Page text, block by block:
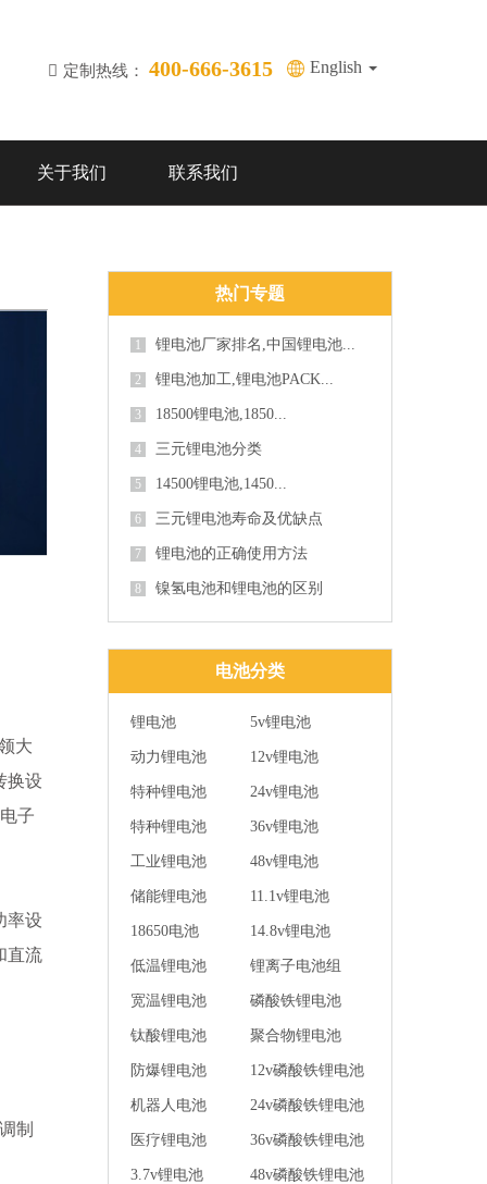
定制热线： 400-666-3615 English
关于我们 联系我们
大
换设
子
率设
直流
制
热门专题
1 锂电池厂家排名,中国锂电池...
2 锂电池加工,锂电池PACK...
3 18500锂电池,1850...
4 三元锂电池分类
5 14500锂电池,1450...
6 三元锂电池寿命及优缺点
7 锂电池的正确使用方法
8 镍氢电池和锂电池的区别
电池分类
锂电池 5v锂电池
动力锂电池 12v锂电池
特种锂电池 24v锂电池
特种锂电池 36v锂电池
工业锂电池 48v锂电池
储能锂电池 11.1v锂电池
18650电池 14.8v锂电池
低温锂电池 锂离子电池组
宽温锂电池 磷酸铁锂电池
钛酸锂电池 聚合物锂电池
防爆锂电池 12v磷酸铁锂电池
机器人电池 24v磷酸铁锂电池
医疗锂电池 36v磷酸铁锂电池
3.7v锂电池 48v磷酸铁锂电池